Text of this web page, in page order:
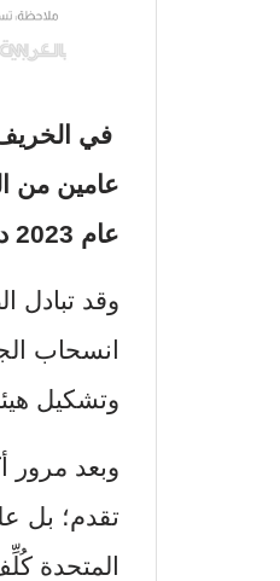
في
عام 2023 داخل إسرائيل.
وقد تبادل
انسحاب
وتشكيل
وبعد مرور
تقدم؛ بل
المتحدة